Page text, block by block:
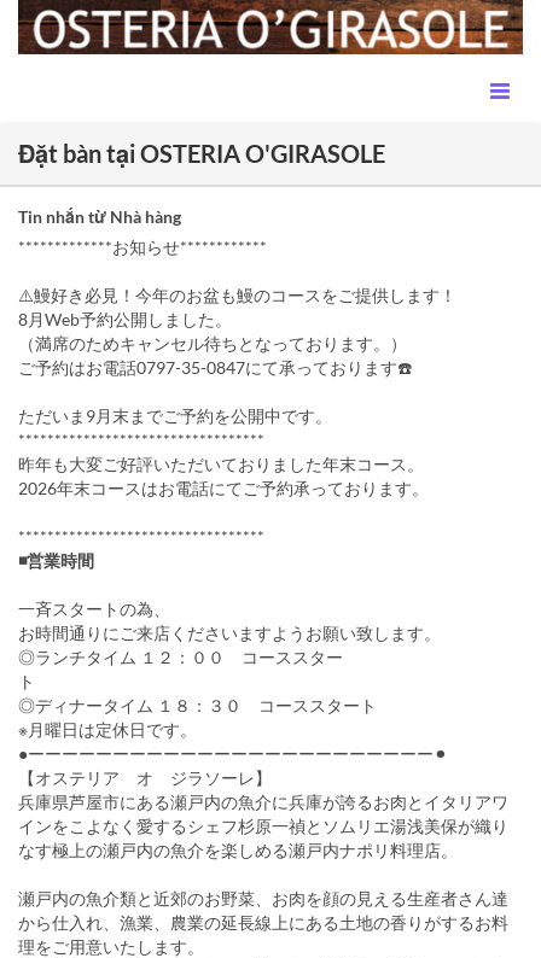
Đặt bàn tại OSTERIA O'GIRASOLE
Tin nhắn từ Nhà hàng
*************お知らせ************
⚠️鰻好き必見！今年のお盆も鰻のコースをご提供します！
8月Web予約公開しました。
（満席のためキャンセル待ちとなっております。）
ご予約はお電話0797-35-0847にて承っております☎️
ただいま9月末までご予約を公開中です。
**********************************
昨年も大変ご好評いただいておりました年末コース。
2026年末コースはお電話にてご予約承っております。
**********************************
◾️営業時間
一斉スタートの為、
お時間通りにご来店くださいますようお願い致します。
◎ランチタイム １２：００ コーススター
ト
◎ディナータイム １８：３０ コーススタート
※月曜日は定休日です。
●ーーーーーーーーーーーーーーーーーーーーーーーー⚫︎
【オステリア オ ジラソーレ】
兵庫県芦屋市にある瀬戸内の魚介に兵庫が誇るお肉とイタリアワ
インをこよなく愛するシェフ杉原一禎とソムリエ湯浅美保が織り
なす極上の瀬戸内の魚介を楽しめる瀬戸内ナポリ料理店。
瀬戸内の魚介類と近郊のお野菜、お肉を顔の見える生産者さん達
から仕入れ、漁業、農業の延長線上にある土地の香りがするお料
理をご用意いたします。